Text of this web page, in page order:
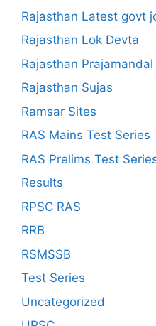
Rajasthan Latest govt
Rajasthan Lok Devta
Rajasthan Prajamandal
Rajasthan Sujas
Ramsar Sites
RAS Mains Test Series
RAS Prelims Test
Results
RPSC RAS
RRB
RSMSSB
Test Series
Uncategorized